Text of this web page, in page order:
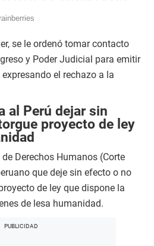
se le ordenó tomar contacto
y Poder Judicial para emitir
el rechazo a la
al Perú dejar sin
proyecto de ley
Derechos Humanos (Corte
que deje sin efecto o no
de ley que dispone la
de lesa humanidad.